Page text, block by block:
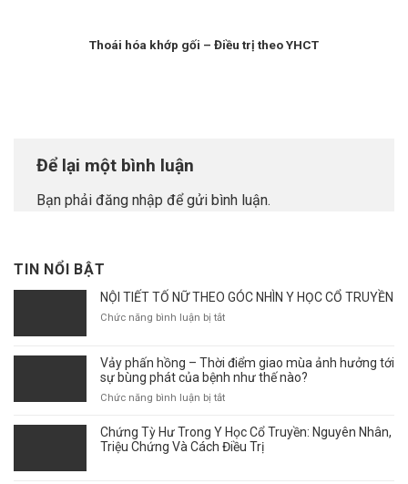
Thoái hóa khớp gối – Điều trị theo YHCT
Để lại một bình luận
Bạn phải đăng nhập để gửi bình luận.
TIN NỔI BẬT
NỘI TIẾT TỐ NỮ THEO GÓC NHÌN Y HỌC CỔ TRUYỀN
Chức năng bình luận bị tắtở
TỐ
NỮ
THEO
NHÌN
Y
Vảy phấn hồng – Thời điểm giao mùa ảnh hưởng tới
sự bùng phát của bệnh như thế nào?
Chức năng bình luận bị tắtở
phấn
hồng
Chứng Tỳ Hư Trong Y Học Cổ Truyền: Nguyên Nhân,
Triệu Chứng Và Cách Điều Trị